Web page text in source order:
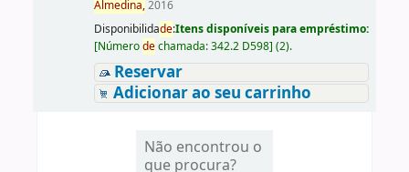
Almedina,2016
Disponibilidade:Itens disponíveis para empréstimo:
[Númerodechamada:342.2 D598] (2).
Reservar
Adicionar ao seu carrinho
Não encontrou o
que procura?